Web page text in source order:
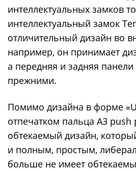
интеллектуальных замков
интеллектуальный замок
отличительный дизайн во
например, он принимает
а передняя и задняя панели
прежними.
Помимо дизайна в форме
отпечатком пальца A3 push
обтекаемый дизайн,
и полным, простым,
больше не имеет